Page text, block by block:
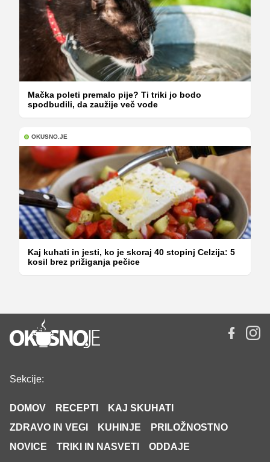
Mačka poleti premalo pije? Ti triki jo bodo
spodbudili, da zaužije več vode
OKUSNO.JE
Kaj kuhati in jesti, ko je skoraj 40 stopinj Celzija: 5
kosil brez prižiganja pečice
Sekcije:
DOMOV RECEPTI
KAJ SKUHATI
ZDRAVO IN VEGI
KUHINJE
PRILOŽNOSTNO
NOVICE
TRIKI IN NASVETI ODDAJE